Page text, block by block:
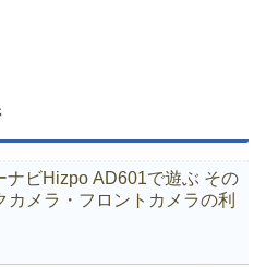
ナビHizpo AD601で遊ぶ その
カメラ・フロントカメラの利